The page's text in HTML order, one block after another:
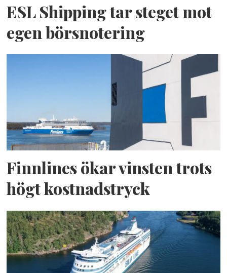
ESL Shipping tar steget mot
egen börsnotering
Finnlines ökar vinsten trots
högt kostnadstryck